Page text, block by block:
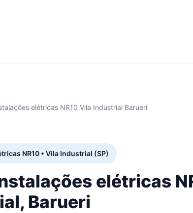
elétricas NR10 Vila Industrial Barueri
NR10 • Vila Industrial (SP)
elétricas
Barueri